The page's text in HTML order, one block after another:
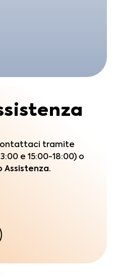
tramite
e 15:00-18:00) o
Assistenza.